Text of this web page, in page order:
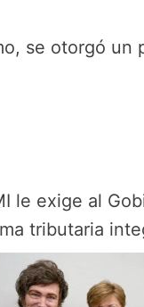
se otorgó un
le exige al
tributaria